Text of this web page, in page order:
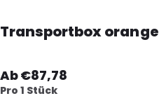
Transportbox orange
Ab €87,78
Pro 1 Stück